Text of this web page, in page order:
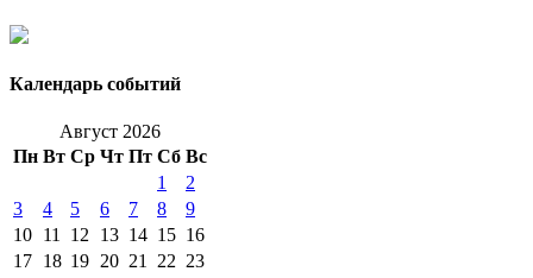
Календарь событий
Август 2026
Пн Вт Ср Чт Пт Сб Вс
1
2
3
4 5 6 7 8
9
10 11 12 13 14 15 16
17 18 19 20 21 22 23